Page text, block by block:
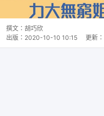
撰文： 胡巧欣
出版： 2020-10-10 10:15 更新：